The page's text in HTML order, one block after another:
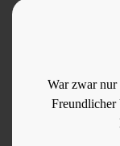
War zwar nur
Freundlicher